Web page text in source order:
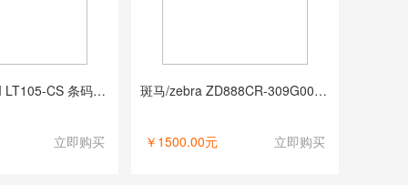
奔图/PANTUM LT105-CS 条码打印机
立即购买
斑马/zebra ZD888CR-309G00EZ 条码打印机
￥1500.00元 立即购买